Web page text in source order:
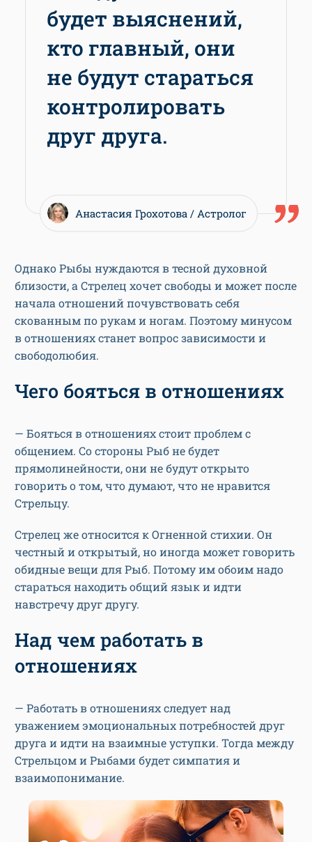
будет выяснений,
кто главный, они
не будут стараться
контролировать
друг друга.
Анастасия Грохотова Астролог
Однако Рыбы нуждаются в тесной духовной
близости, а Стрелец хочет свободы и может после
начала отношений почувствовать себя
скованным по рукам и ногам. Поэтому минусом
в отношениях станет вопрос зависимости и
свободолюбия.
Чего бояться в отношениях
— Бояться в отношениях стоит проблем с
общением. Со стороны Рыб не будет
прямолинейности, они не будут открыто
говорить о том, что думают, что не нравится
Стрельцу.
Стрелец же относится к Огненной стихии. Он
честный и открытый, но иногда может говорить
обидные вещи для Рыб. Потому им обоим надо
стараться находить общий язык и идти
навстречу друг другу.
Над чем работать в
отношениях
— Работать в отношениях следует над
уважением эмоциональных потребностей друг
друга и идти на взаимные уступки. Тогда между
Стрельцом и Рыбами будет симпатия и
взаимопонимание.